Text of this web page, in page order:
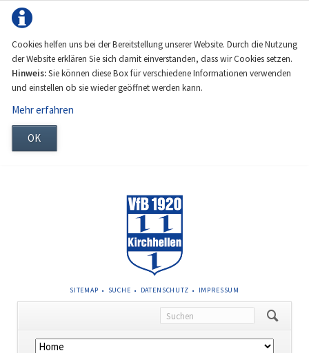
Cookies helfen uns bei der Bereitstellung unserer Website. Durch die Nutzung
der Website erklären Sie sich damit einverstanden, dass wir Cookies setzen.
Hinweis:Sie können diese Box für verschiedene Informationen verwenden
und einstellen ob sie wieder geöffnet werden kann.
Mehr erfahren
OK
NAVIGATION
ÜBERSPRINGEN
SITEMAP SUCHE DATENSCHUTZ IMPRESSUM
Navigation